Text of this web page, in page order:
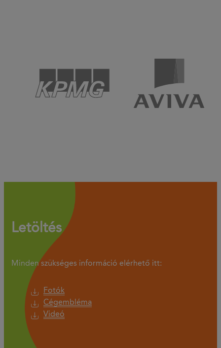
Letöltés
Minden szükséges információ elérhető itt:
Fotók
Cégembléma
Videó